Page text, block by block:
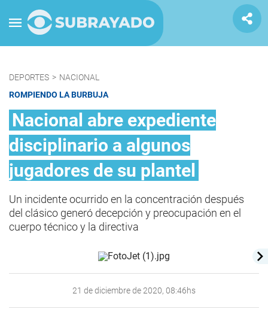
DEPORTES > NACIONAL
ROMPIENDO LA BURBUJA
Nacional abre expediente
disciplinario a algunos
jugadores de su plantel
Un incidente ocurrido en la concentración después
del clásico generó decepción y preocupación en el
cuerpo técnico y la directiva
21 de diciembre de 2020, 08:46hs